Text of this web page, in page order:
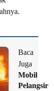
Baca
Juga
Mobil
Pelangsir